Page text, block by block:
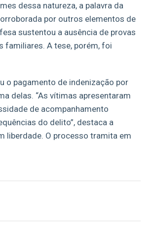
dessa natureza, a palavra da
por outros elementos de
sustentou a ausência de provas
familiares. A tese, porém, foi
o pagamento de indenização por
delas. “As vítimas apresentaram
de acompanhamento
do delito”, destaca a
liberdade. O processo tramita em